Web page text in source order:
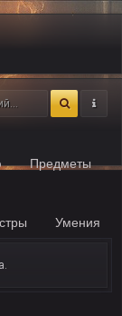
Предметы
Умения